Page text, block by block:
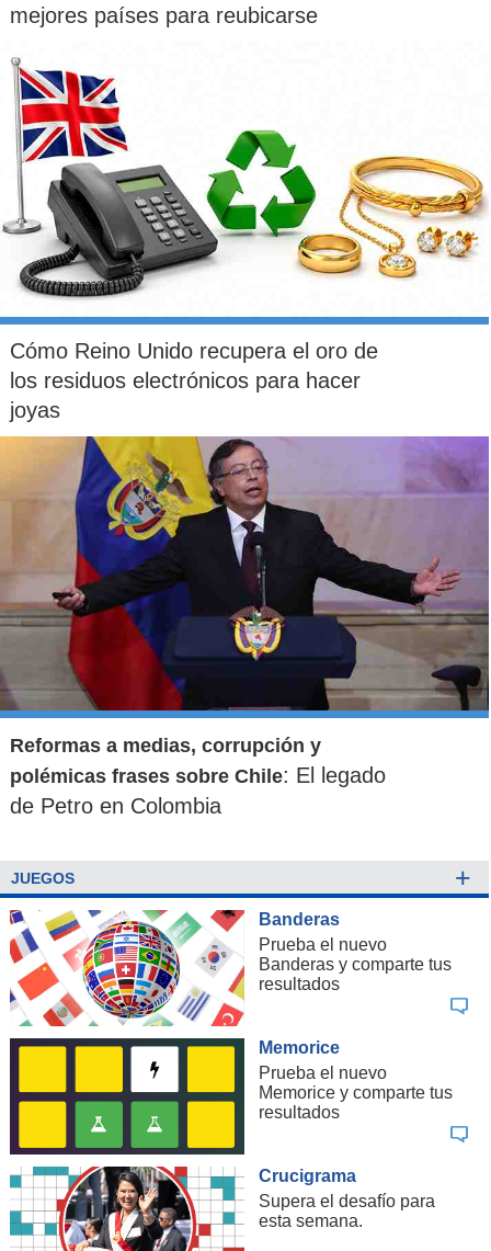
mejores países para reubicarse
Cómo Reino Unido recupera el oro de
los residuos electrónicos para hacer
joyas
Reformas a medias, corrupción y
polémicas frases sobre Chile: El legado
de Petro en Colombia
JUEGOS +
Banderas
Prueba el nuevo
Banderas y comparte tus
resultados
Memorice
Prueba el nuevo
Memorice y comparte tus
resultados
Crucigrama
Supera el desafío para
esta semana.